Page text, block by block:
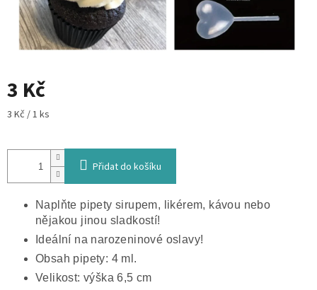
3 Kč
Měrná
3 Kč / 1 ks
Přidat do košíku
Naplňte pipety sirupem, likérem, kávou nebo
nějakou jinou sladkostí!
Ideální na narozeninové oslavy!
Obsah pipety: 4 ml.
Velikost: výška 6,5 cm